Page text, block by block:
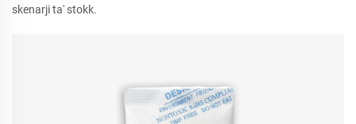
skenarji ta' stokk.